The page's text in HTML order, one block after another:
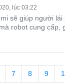
lúc 03:22
sẽ giúp người lái
robot cung cấp,
7 8 9